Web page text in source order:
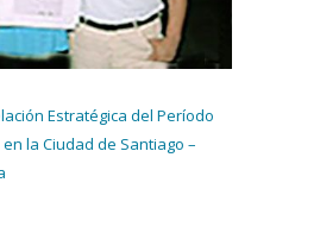
Estratégica del Período
la Ciudad de Santiago –